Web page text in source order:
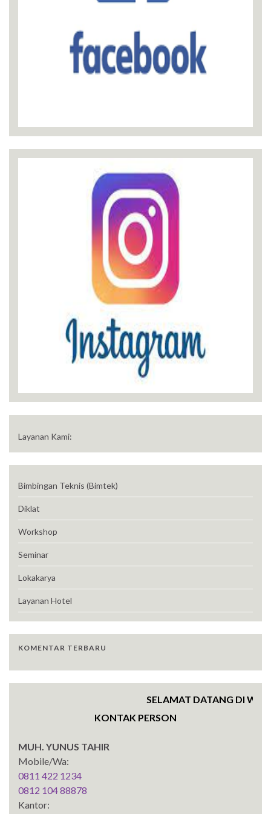
Layanan Kami:
Bimbingan Teknis (Bimtek)
Diklat
Workshop
Seminar
Lokakarya
Layanan Hotel
KOMENTAR TERBARU
SELAMAT DATANG DI
KONTAK PERSON
MUH. YUNUS TAHIR
Mobile/Wa:
0811 422 1234
0812 104 88878
Kantor: